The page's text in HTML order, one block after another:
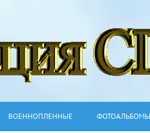
ВОЕННОПЛЕННЫЕ ФОТОАЛЬБОМЫ